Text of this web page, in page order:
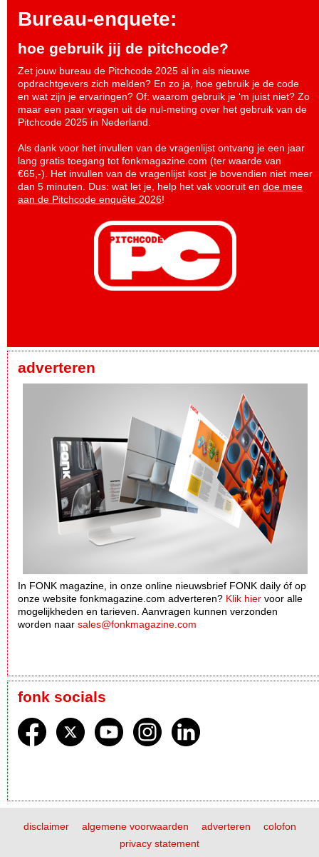
Bureau-enquete:
hoe gebruik jij de pitchcode?
Zet jouw bureau de Pitchcode 2025 al in als nieuwe
opdrachtgevers zich melden? En zo ja, hoe gebruik je de code
en wat zijn je ervaringen? Of: waarom gebruik je ‘m juist niet? Zo
maar een paar vragen uit de nul-meting over het gebruik van de
Pitchcode 2025 in Nederland.
Als dank voor het invullen van de vragenlijst ontvang je een jaar
lang gratis toegang tot fonkmagazine.com (ter waarde van
€65,-). Het invullen van de vragenlijst kost je bovendien niet meer
dan 5 minuten. Dus: wat let je, help het vak vooruit en doe mee
aan de Pitchcode enquête 2026!
adverteren
In FONK magazine, in onze online nieuwsbrief FONK daily óf op
onze website fonkmagazine.com adverteren? Klik hier voor alle
mogelijkheden en tarieven. Aanvragen kunnen verzonden
worden naar sales@fonkmagazine.com
fonk socials
disclaimer algemene voorwaarden adverteren
colofon
privacy statement